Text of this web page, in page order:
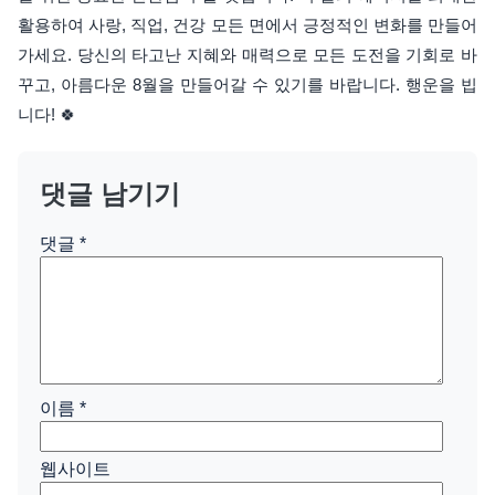
활용하여 사랑, 직업, 건강 모든 면에서 긍정적인 변화를 만들어
가세요. 당신의 타고난 지혜와 매력으로 모든 도전을 기회로 바
꾸고, 아름다운 8월을 만들어갈 수 있기를 바랍니다. 행운을 빕
니다! 🍀
댓글 남기기
댓글 *
이름 *
웹사이트